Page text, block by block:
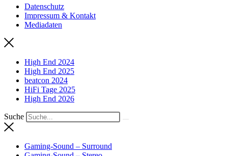
Datenschutz
Impressum & Kontakt
Mediadaten
High End 2024
High End 2025
beatcon 2024
HiFi Tage 2025
High End 2026
Suche
Gaming-Sound – Surround